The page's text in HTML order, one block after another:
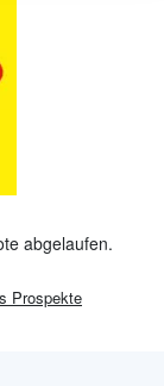
abgelaufen.
Prospekte